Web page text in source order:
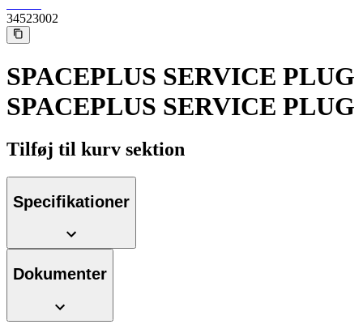
Find det produkt, du leder efter. Besøg B. Brauns
I dialog med B. Braun. Lad os tale sammen.
34523002
SPACEPLUS SERVICE PLUG
SPACEPLUS SERVICE PLUG
Tilføj til kurv sektion
Specifikationer
Dokumenter